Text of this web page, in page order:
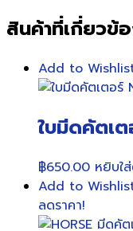
สินค้าที่เกี่ยวข้
Add to
ใบมีดคัตเ
฿650.00 หยิบใ
Add to
ลดราคา!